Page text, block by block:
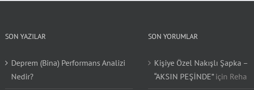
Deprem (Bina) Performans Analizi
Kişiye Özel Nakışlı Şapka –